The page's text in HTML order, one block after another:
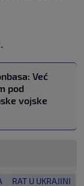
Već
pod
vojske
RAT U UKRAJINI